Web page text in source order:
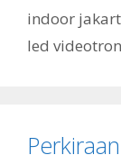
indoor
led